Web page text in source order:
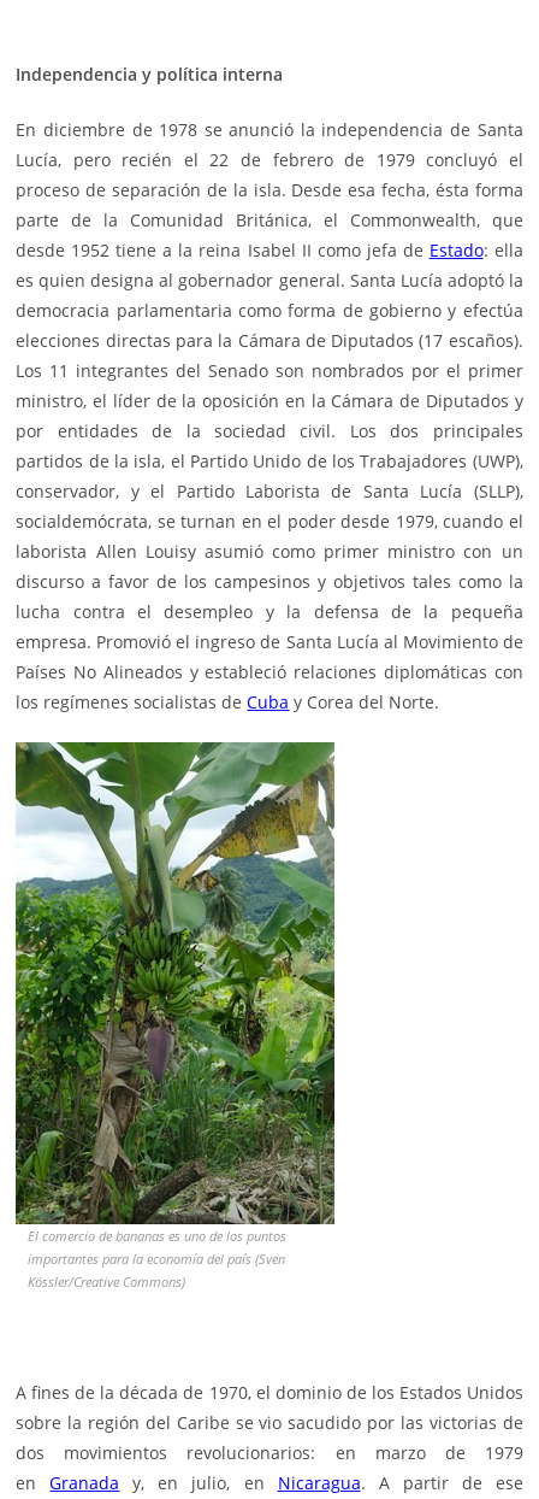
Independencia y política interna
En diciembre de 1978 se anunció la independencia de Santa
Lucía, pero recién el 22 de febrero de 1979 concluyó el
proceso de separación de la isla. Desde esa fecha, ésta forma
parte de la Comunidad Británica, el Commonwealth, que
desde 1952 tiene a la reina Isabel II como jefa de Estado: ella
es quien designa al gobernador general. Santa Lucía adoptó la
democracia parlamentaria como forma de gobierno y efectúa
elecciones directas para la Cámara de Diputados (17 escaños).
Los 11 integrantes del Senado son nombrados por el primer
ministro, el líder de la oposición en la Cámara de Diputados y
por entidades de la sociedad civil. Los dos principales
partidos de la isla, el Partido Unido de los Trabajadores (UWP),
conservador, y el Partido Laborista de Santa Lucía (SLLP),
socialdemócrata, se turnan en el poder desde 1979, cuando el
laborista Allen Louisy asumió como primer ministro con un
discurso a favor de los campesinos y objetivos tales como la
lucha contra el desempleo y la defensa de la pequeña
empresa. Promovió el ingreso de Santa Lucía al Movimiento de
Países No Alineados y estableció relaciones diplomáticas con
los regímenes socialistas deCuba y Corea del Norte.
El comercio de bananas es uno de los puntos
importantes para la economía del país (Sven
Kössler/Creative Commons)
A fines de la década de 1970, el dominio de los Estados Unidos
sobre la región del Caribe se vio sacudido por las victorias de
dos movimientos revolucionarios: en marzo de 1979
enGranada y, en julio, en Nicaragua. A partir de ese